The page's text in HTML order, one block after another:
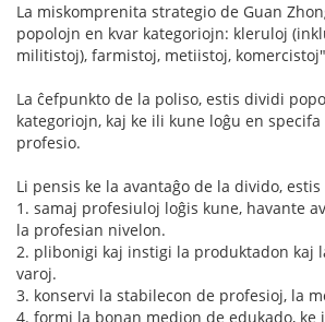
La miskomprenita strategio de Guan
popolojn en kvar kategoriojn: kleruloj
militistoj), farmistoj, metiistoj, komercistoj"
La ĉefpunkto de la poliso, estis dividi
kategoriojn, kaj ke ili kune loĝu en
profesio.
Li pensis ke la avantaĝo de la divido, estis
1. samaj profesiuloj loĝis kune, havante
la profesian nivelon.
2. plibonigi kaj instigi la produktadon kaj
varoj.
3. konservi la stabilecon de profesioj, la
4. formi la bonan medion de edukado, ke